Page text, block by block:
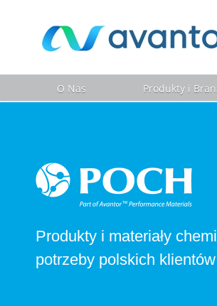
O Nas Produkty i
Produkty i materiały
potrzeby polskich